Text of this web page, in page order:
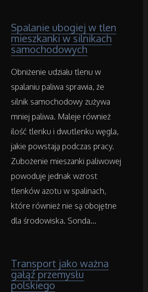
Inne Sklepy
Maszyny
Narzędzia
Samochody
Części Samochodowe
Usługi Motoryzacyjne
Spalanie ubogiej w tlen
mieszkanki w silnikach
samochodowych
Obniżenie udziału tlenu w
spalaniu paliwa sprawia, że
silnik samochodowy zużywa
mniej paliwa. Maleje również
ilość tlenku i dwutlenku węgla,
jakie powstają podczas pracy.
Zubożenie mieszanki paliwowej
powoduje jednak wzrost
tlenków azotu w spalinach,
które również nie są obojętne
dla środowiska. Sonda...
Transport jako ważna
gałąź przemysłu
polskiego